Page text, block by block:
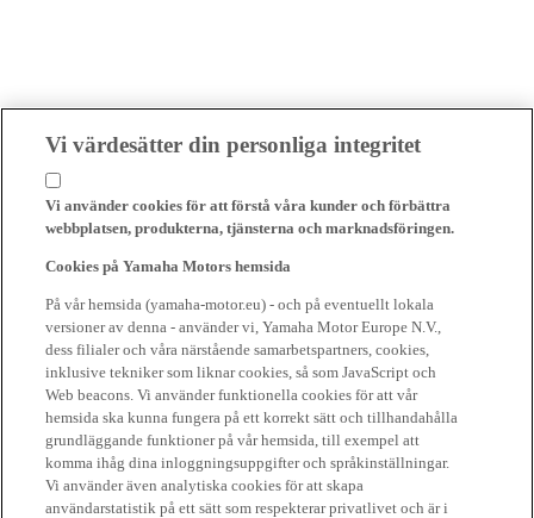
Vi värdesätter din personliga integritet
Vi använder cookies för att förstå våra kunder och förbättra
webbplatsen, produkterna, tjänsterna och marknadsföringen.
Cookies på Yamaha Motors hemsida
På vår hemsida (yamaha-motor.eu) - och på eventuellt lokala
versioner av denna - använder vi, Yamaha Motor Europe N.V.,
dess filialer och våra närstående samarbetspartners, cookies,
inklusive tekniker som liknar cookies, så som JavaScript och
Web beacons. Vi använder funktionella cookies för att vår
hemsida ska kunna fungera på ett korrekt sätt och tillhandahålla
grundläggande funktioner på vår hemsida, till exempel att
komma ihåg dina inloggningsuppgifter och språkinställningar.
Vi använder även analytiska cookies för att skapa
användarstatistik på ett sätt som respekterar privatlivet och är i